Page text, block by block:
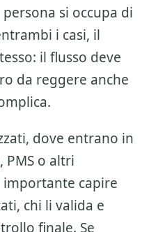
si occupa di
i casi, il
il flusso deve
da reggere anche
dove entrano in
PMS o altri
capire
chi li valida e
finale. Se